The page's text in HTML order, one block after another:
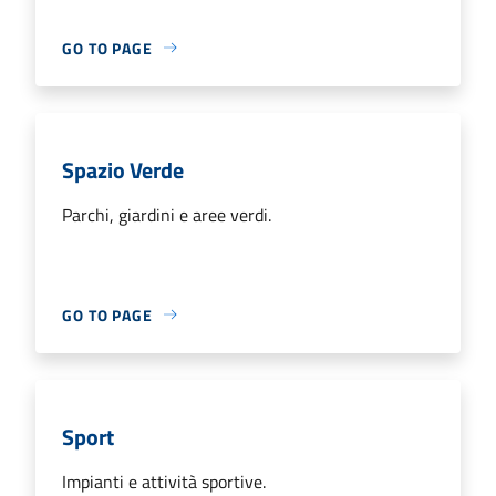
GO TO PAGE
Spazio Verde
Parchi, giardini e aree verdi.
GO TO PAGE
Sport
Impianti e attività sportive.